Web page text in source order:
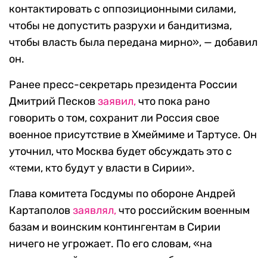
контактировать с оппозиционными силами,
чтобы не допустить разрухи и бандитизма,
чтобы власть была передана мирно», — добавил
он.
Ранее пресс-секретарь президента России
Дмитрий Песков заявил,что пока рано
говорить о том, сохранит ли Россия свое
военное присутствие в Хмеймиме и Тартусе. Он
уточнил, что Москва будет обсуждать это с
«теми, кто будут у власти в Сирии».
Глава комитета Госдумы по обороне Андрей
Картаполов заявлял,что российским военным
базам и воинским контингентам в Сирии
ничего не угрожает. По его словам, «на